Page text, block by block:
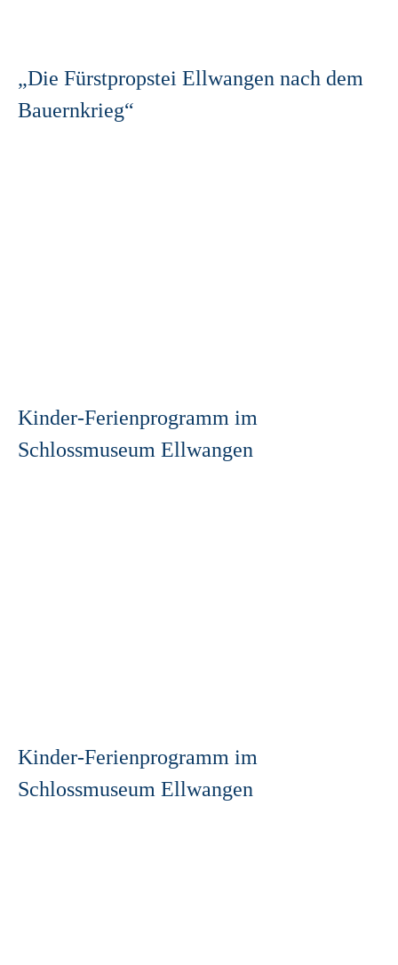
„Die Fürstpropstei Ellwangen nach dem
Bauernkrieg“
Kinder-Ferienprogramm im
Schlossmuseum Ellwangen
Kinder-Ferienprogramm im
Schlossmuseum Ellwangen